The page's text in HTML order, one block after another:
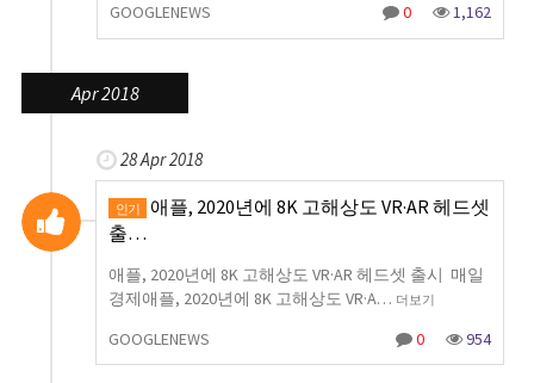
GOOGLENEWS 0 1,162
Apr 2018
28 Apr 2018
인기
애플, 2020년에 8K 고해상도 VR·AR 헤드셋
출…
애플, 2020년에 8K 고해상도 VR·AR 헤드셋 출시 매일
경제애플, 2020년에 8K 고해상도 VR·A… 더보기
GOOGLENEWS 0 954